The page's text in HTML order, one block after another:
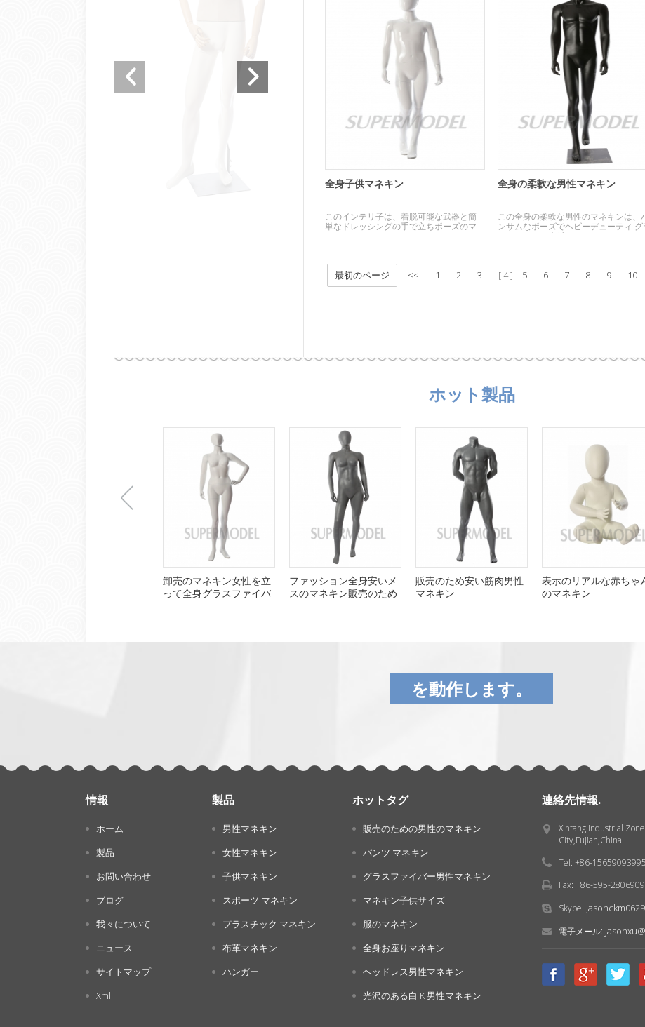
全身子供マネキン
このインテリ子は、着脱可能な武器と簡
単なドレッシングの手で立ちポーズのマ
全身の柔軟な男性マネキン
この全身の柔軟な男性のマネキンは、
ンサムなポーズでヘビーデューティ グ
スファイバー素材です。
最初のページ << 1 2 3 4 5 6 7 8 9 10
ホット製品
卸売のマネキン女性を立
って全身グラスファイバ
ファッション全身安いメ
スのマネキン販売のため
販売のため安い筋肉男性
マネキン
表示のリアルな赤ちゃ
のマネキン
を動作します。
情報
ホーム
製品
お問い合わせ
ブログ
我々について
ニュース
サイトマップ
Xml
製品
男性マネキン
女性マネキン
子供マネキン
スポーツ マネキン
プラスチック マネキン
布革マネキン
ハンガー
ホットタグ
販売のための男性のマネキン
パンツ マネキン
グラスファイバー男性マネキン
マネキン子供サイズ
服のマネキン
全身お座りマネキン
ヘッドレス男性マネキン
光沢のある白 K 男性マネキン
連絡先情報.
Xintang Industrial
City,Fujian,China.
Tel: +86-
Fax: +86-595-
Skype: Jasonckm0629
電子メール: